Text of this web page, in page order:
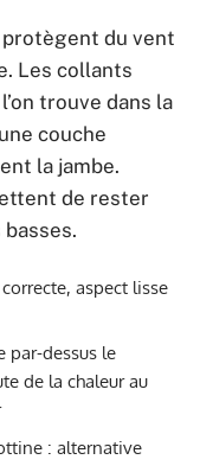
du vent
Les collants
trouve dans la
couche
la jambe.
de rester
aspect lisse
par-dessus le
de la chaleur au
: alternative